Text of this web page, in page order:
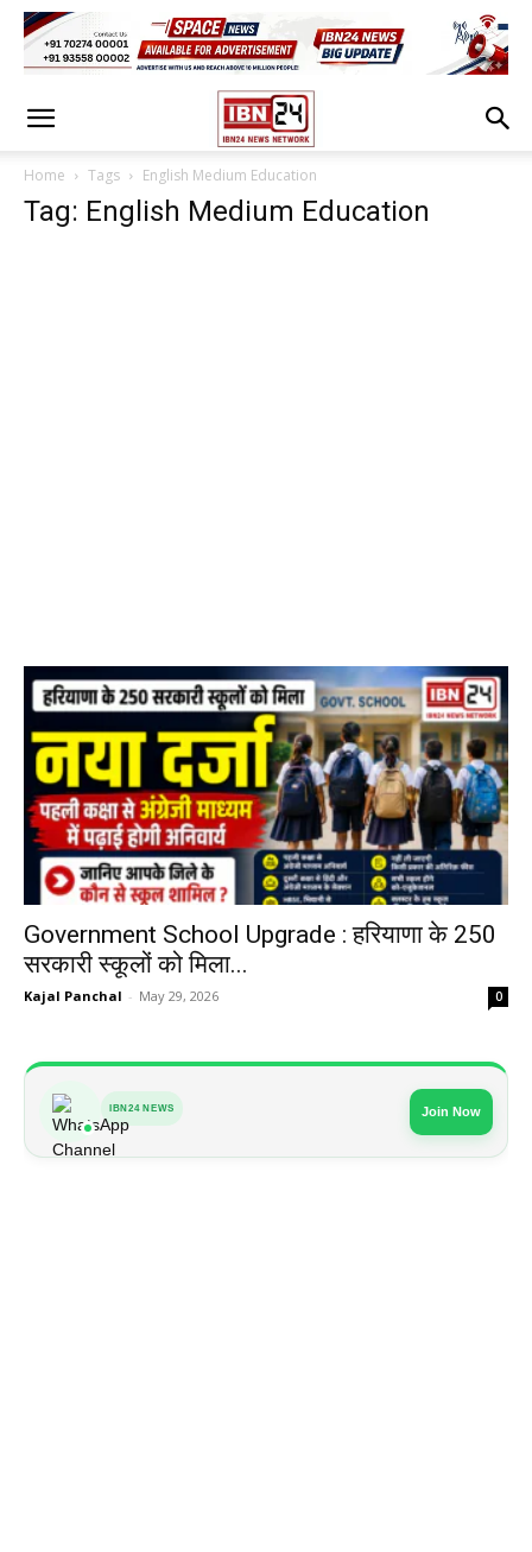
Home Tags English Medium Education
Tag: English Medium Education
Government School Upgrade : हरियाणा के 250
सरकारी स्कूलों को मिला...
Kajal Panchal - May 29, 2026 0
IBN24 NEWS Join Now